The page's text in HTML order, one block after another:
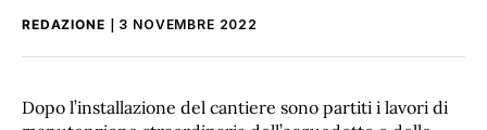
REDAZIONE 3 NOVEMBRE 2022
Dopo l’installazione del cantiere sono partiti i lavori di